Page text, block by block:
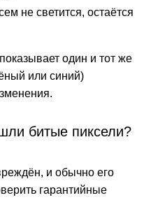
не светится, остаётся
один и тот же
или синий)
битые пиксели?
и обычно его
гарантийные